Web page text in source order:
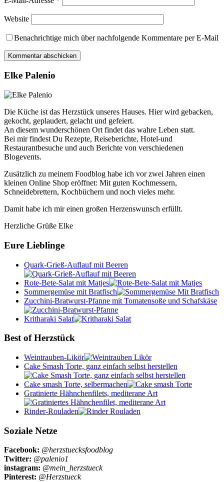
Website
Benachrichtige mich über nachfolgende Kommentare per E-Mail
Elke Palenio
Die Küche ist das Herzstück unseres Hauses. Hier wird gebacken,
gekocht, geplaudert, gelacht und gefeiert.
An diesem wunderschönen Ort findet das wahre Leben statt.
Bei mir findest Du Rezepte, Reiseberichte, Hotel-und
Restaurantbesuche und auch Berichte von verschiedenen
Blogevents.
Zusätzlich zu meinem Foodblog habe ich vor zwei Jahren einen
kleinen Online Shop eröffnet: Mit guten Kochmessern,
Schneidebrettern, Kochbüchern und noch vieles mehr.
Damit habe ich mir einen großen Herzenswunsch erfüllt.
Herzliche Grüße Elke
Eure Lieblinge
Quark-Grieß-Auflauf mit Beeren
Rote-Bete-Salat mit Matjes
Sommergemüse mit Bratfisch
Zucchini-Bratwurst-Pfanne mit Tomatensoße und Schafskäse
Kritharaki Salat
Best of Herzstück
Weintrauben-Likör
Cake Smash Torte, ganz einfach selbst herstellen
Cake smash Torte, selbermachen
Gratinierte Hähnchenfilets, mediterane Art
Rinder-Rouladen
Soziale Netze
Facebook: @herzstuecksfoodblog
Twitter: @palenio1
instagram: @mein_herzstueck
Pinterest: @Herzstueck